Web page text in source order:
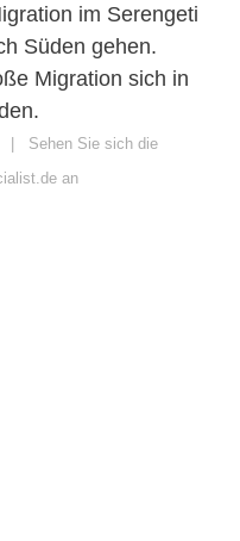
im Serengeti
Süden gehen.
Migration sich in
| Sehen Sie sich die
an